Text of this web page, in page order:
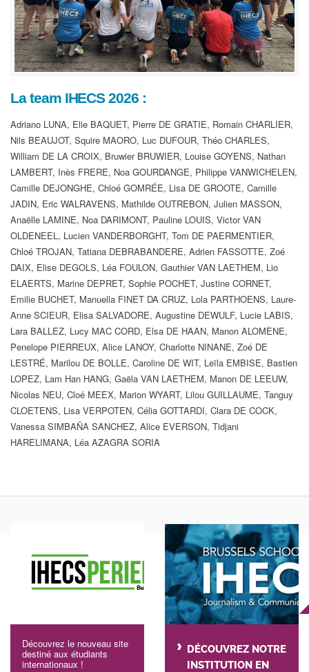
La team IHECS 2026 :
Adriano LUNA, Elie BAQUET, Pierre DE GRATIE, Romain CHARLIER,
Nils BEAUJOT, Squire MAORO, Luc DUFOUR, Théo CHARLES,
William DE LA CROIX, Bruwier BRUWIER, Louise GOYENS, Nathan
LAMBERT, Inès FRERE, Noa GOURDANGE, Philippe VANWICHELEN,
Camille DEJONGHE, Chloé GOMRÉE, Lisa DE GROOTE, Camille
JADIN, Eric WALRAVENS, Mathilde OUTREBON, Julien MASSON,
Anaëlle LAMINE, Noa DARIMONT, Pauline LOUIS, Victor VAN
OLDENEEL, Lucien VANDERBORGHT, Tom DE PAERMENTIER,
Chloé TROJAN, Tatiana DEBRABANDERE, Adrien FASSOTTE, Zoé
DAIX, Elise DEGOLS, Léa FOULON, Gauthier VAN LAETHEM, Lio
ELAERTS, Marine DEPRET, Sophie POCHET, Justine CORNET,
Emilie BUCHET, Manuella FINET DA CRUZ, Lola PARTHOENS, Laure-
Anne SCIEUR, Elisa SALVADORE, Augustine DEWULF, Lucie LABIS,
Lara BALLEZ, Lucy MAC CORD, Elsa DE HAAN, Manon ALOMÈNE,
Penelope PIERREUX, Alice LANOY, Charlotte NINANE, Zoé DE
LESTRÉ, Marilou DE BOLLE, Caroline DE WIT, Leïla EMBISE, Bastien
LOPEZ, Lam Han HANG, Gaëla VAN LAETHEM, Manon DE LEEUW,
Nicolas NEU, Cloé MEEX, Marion WYART, Lilou GUILLAUME, Tanguy
CLOETENS, Lisa VERPOTEN, Célia GOTTARDI, Clara DE COCK,
Vanessa SIMBAÑA SANCHEZ, Alice EVERSON, Tidjani
HARELIMANA, Léa AZAGRA SORIA
Découvrez le nouveau site
destiné aux étudiants
internationaux !
DÉCOUVREZ NOTRE
INSTITUTION EN